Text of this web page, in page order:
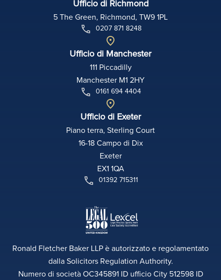
Ufficio di Richmond
5 The Green, Richmond, TW9 1PL
0207 871 8248
Ufficio di Manchester
111 Piccadilly
Manchester M1 2HY
0161 694 4404
Ufficio di Exeter
Piano terra, Sterling Court
16-18 Campo di Dix
Exeter
EX1 1QA
01392 715311
Ronald Fletcher Baker LLP è autorizzato e regolamentato
dalla Solicitors Regulation Authority.
Numero di società OC345891 ID ufficio City 512598 ID